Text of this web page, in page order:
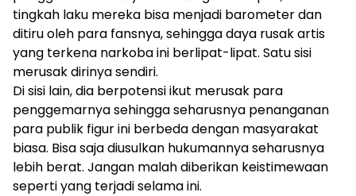
tingkah laku mereka bisa menjadi barometer dan
ditiru oleh para fansnya, sehingga daya rusak artis
yang terkena narkoba ini berlipat-lipat. Satu sisi
merusak dirinya sendiri.
Di sisi lain, dia berpotensi ikut merusak para
penggemarnya sehingga seharusnya penanganan
para publik figur ini berbeda dengan masyarakat
biasa. Bisa saja diusulkan hukumannya seharusnya
lebih berat. Jangan malah diberikan keistimewaan
seperti yang terjadi selama ini.